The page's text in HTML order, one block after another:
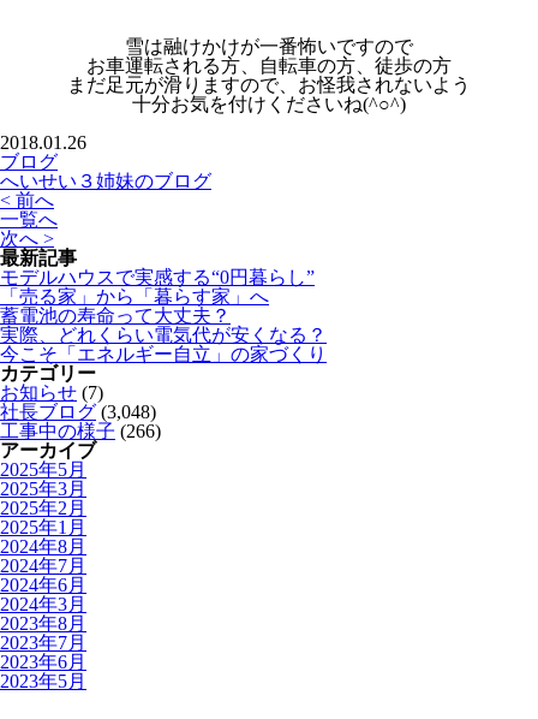
雪は融けかけが一番怖いですので
お車運転される方、自転車の方、徒歩の方
まだ足元が滑りますので、お怪我されないよう
十分お気を付けくださいね(^○^)
2018.01.26
ブログ
へいせい３姉妹のブログ
< 前へ
一覧へ
次へ >
最新記事
モデルハウスで実感する“0円暮らし”
「売る家」から「暮らす家」へ
蓄電池の寿命って大丈夫？
実際、どれくらい電気代が安くなる？
今こそ「エネルギー自立」の家づくり
カテゴリー
お知らせ (7)
社長ブログ (3,048)
工事中の様子 (266)
アーカイブ
2025年5月
2025年3月
2025年2月
2025年1月
2024年8月
2024年7月
2024年6月
2024年3月
2023年8月
2023年7月
2023年6月
2023年5月